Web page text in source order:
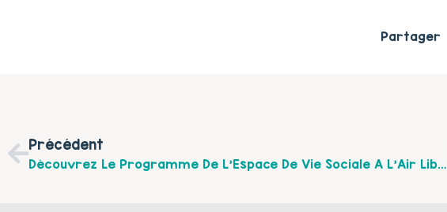
Partager
Précédent
Découvrez Le Programme De L’Espace De Vie Sociale A L’Air Libre De Ruisseauville De Février À Mai 2024